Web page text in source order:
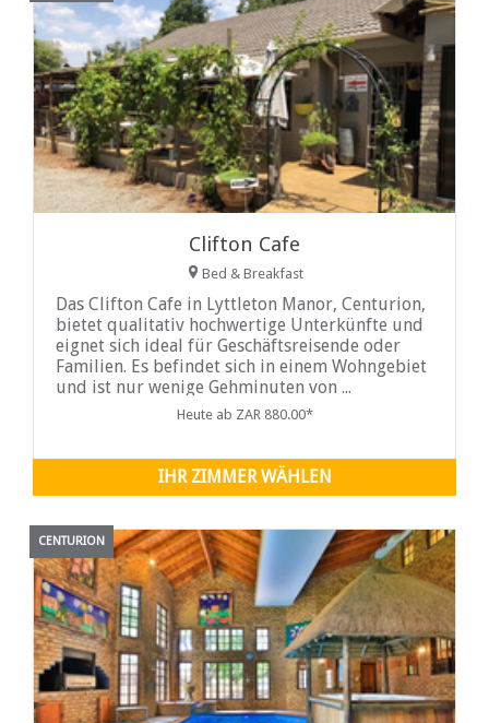
Clifton Cafe
Bed & Breakfast
Das Clifton Cafe in Lyttleton Manor, Centurion,
bietet qualitativ hochwertige Unterkünfte und
eignet sich ideal für Geschäftsreisende oder
Familien. Es befindet sich in einem Wohngebiet
und ist nur wenige Gehminuten von ...
Heute ab ZAR 880.00*
IHR ZIMMER WÄHLEN
CENTURION